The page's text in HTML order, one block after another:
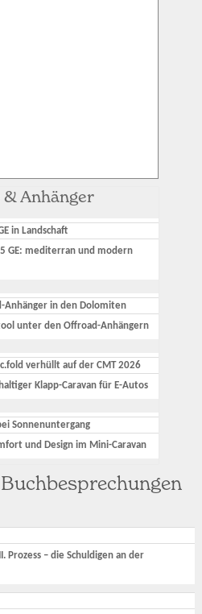
& Anhänger
GE: mediterran und modern
unter den Offroad-Anhängern
Klapp-Caravan für E-Autos
und Design im Mini-Caravan
Prozess – die Schuldigen an der